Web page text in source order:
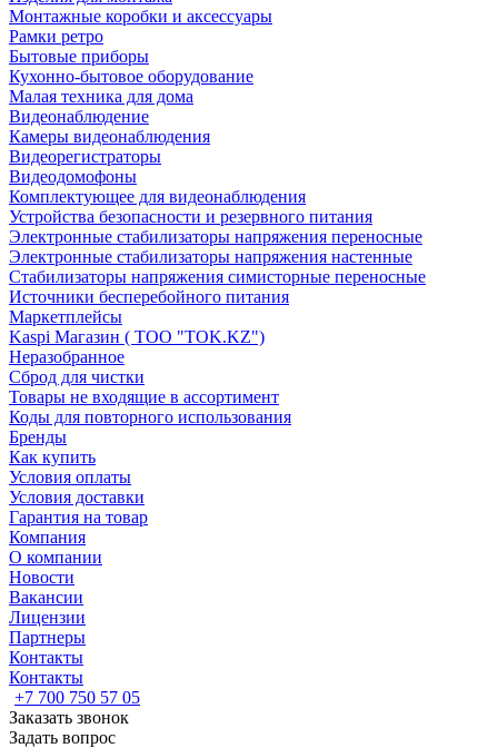
Монтажные коробки и аксессуары
Рамки ретро
Бытовые приборы
Кухонно-бытовое оборудование
Малая техника для дома
Видеонаблюдение
Камеры видеонаблюдения
Видеорегистраторы
Видеодомофоны
Комплектующее для видеонаблюдения
Устройства безопасности и резервного питания
Электронные стабилизаторы напряжения переносные
Электронные стабилизаторы напряжения настенные
Стабилизаторы напряжения симисторные переносные
Источники бесперебойного питания
Маркетплейсы
Kaspi Магазин ( ТОО "TOK.KZ")
Неразобранное
Сброд для чистки
Товары не входящие в ассортимент
Коды для повторного использования
Бренды
Как купить
Условия оплаты
Условия доставки
Гарантия на товар
Компания
О компании
Новости
Вакансии
Лицензии
Партнеры
Контакты
Контакты
+7 700 750 57 05
Заказать звонок
Задать вопрос